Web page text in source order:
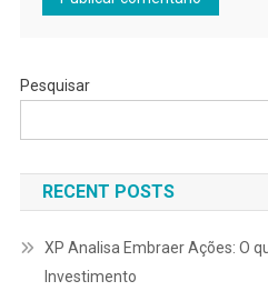
Pesquisar
RECENT POSTS
XP Analisa Embraer Ações: O
Investimento